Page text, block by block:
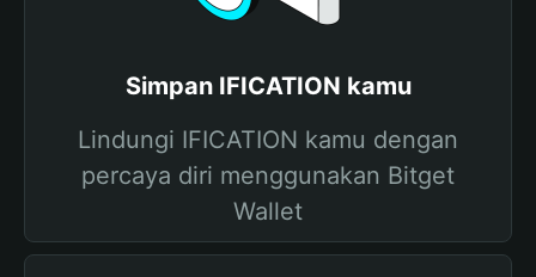
Simpan IFICATION kamu
Lindungi IFICATION kamu dengan
percaya diri menggunakan Bitget
Wallet